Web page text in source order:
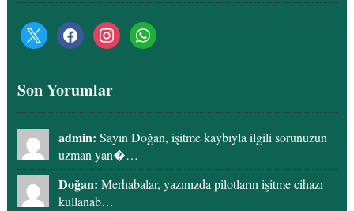
x facebookinstagramwhatsapp
Son Yorumlar
admin: Sayın Doğan, işitme kaybıyla ilgili sorunuzun
uzman yan�…
Doğan: Merhabalar, yazınızda pilotların işitme cihazı
kullanab…